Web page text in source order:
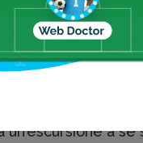
), il bazar di Khan
un’escursione a sé